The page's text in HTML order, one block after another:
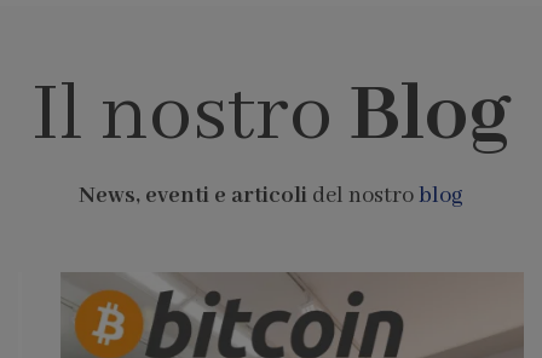
Il nostro Blog
News, eventi e articoli del nostroblog